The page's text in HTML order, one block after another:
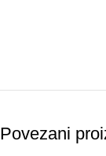
Povezani